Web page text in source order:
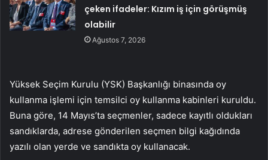
çeken ifadeler: Kızım iş için görüşmüş
olabilir
Ağustos 7, 2026
Yüksek Seçim Kurulu (YSK) Başkanlığı binasında oy
kullanma işlemi için temsilci oy kullanma kabinleri kuruldu.
Buna göre, 14 Mayıs’ta seçmenler, sadece kayıtlı oldukları
sandıklarda, adrese gönderilen seçmen bilgi kağıdında
yazılı olan yerde ve sandıkta oy kullanacak.